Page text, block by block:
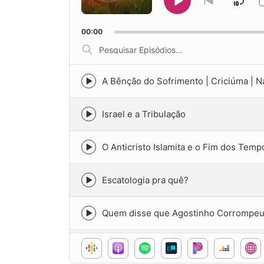
Go
previous
Play
Pause
00:00
Pesquisar
Episódios...
Episode
play
icon
A Bênção do Sofrimento | Criciúma |
Episode
play
icon
Israel e a Tribulação
Episode
play
icon
O Anticristo Islamita e o Fim dos
Episode
play
icon
Escatologia pra quê?
Episode
play
icon
Quem disse que Agostinho
EpisodeO Controle de Deus sobre o Tempo